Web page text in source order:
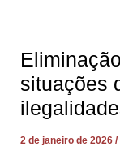
situações
2 de janeiro de 2026